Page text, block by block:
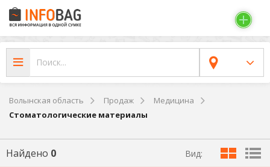
Волынская область Продаж
Медицина
Стоматологические материалы
Найдено 0 Вид: